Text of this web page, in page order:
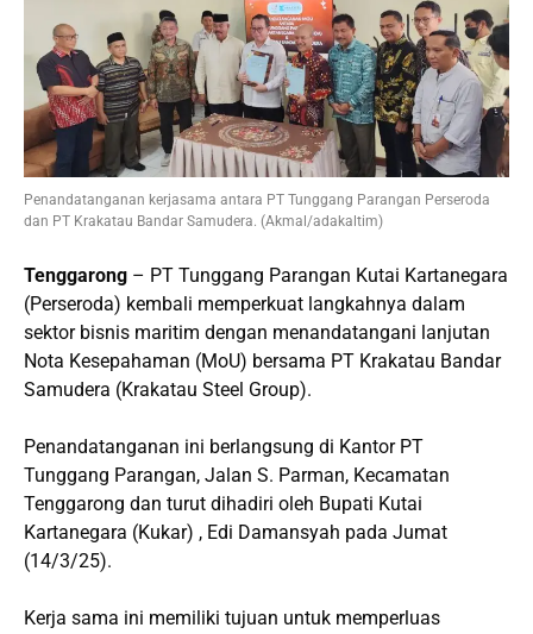
Penandatanganan kerjasama antara PT Tunggang Parangan Perseroda
dan PT Krakatau Bandar Samudera. (Akmal/adakaltim)
Tenggarong – PT Tunggang Parangan Kutai Kartanegara
(Perseroda) kembali memperkuat langkahnya dalam
sektor bisnis maritim dengan menandatangani lanjutan
Nota Kesepahaman (MoU) bersama PT Krakatau Bandar
Samudera (Krakatau Steel Group).
Penandatanganan ini berlangsung di Kantor PT
Tunggang Parangan, Jalan S. Parman, Kecamatan
Tenggarong dan turut dihadiri oleh Bupati Kutai
Kartanegara (Kukar) , Edi Damansyah pada Jumat
(14/3/25).
Kerja sama ini memiliki tujuan untuk memperluas